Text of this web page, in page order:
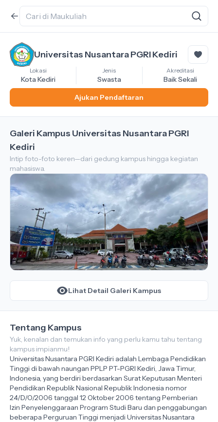
Universitas Nusantara PGRI Kediri
Lokasi
Kota Kediri
Jenis
Swasta
Akreditasi
Baik Sekali
Ajukan Pendaftaran
Galeri Kampus Universitas Nusantara PGRI
Kediri
Intip foto-foto keren—dari gedung kampus hingga kegiatan
mahasiswa.
Lihat Detail Galeri Kampus
Tentang Kampus
Yuk, kenalan dan temukan info yang perlu kamu tahu tentang
kampus impianmu!
Universitas Nusantara PGRI Kediri adalah Lembaga Pendidikan
Tinggi di bawah naungan PPLP PT-PGRI Kediri, Jawa Timur,
Indonesia, yang berdiri berdasarkan Surat Keputusan Menteri
Pendidikan Republik Nasional Republik Indonesia nomor
24/D/O/2006 tanggal 12 Oktober 2006 tentang Pemberian
Izin Penyelenggaraan Program Studi Baru dan penggabungan
beberapa Perguruan Tinggi menjadi Universitas Nusantara